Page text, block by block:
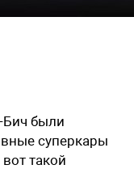
были
суперкары
такой